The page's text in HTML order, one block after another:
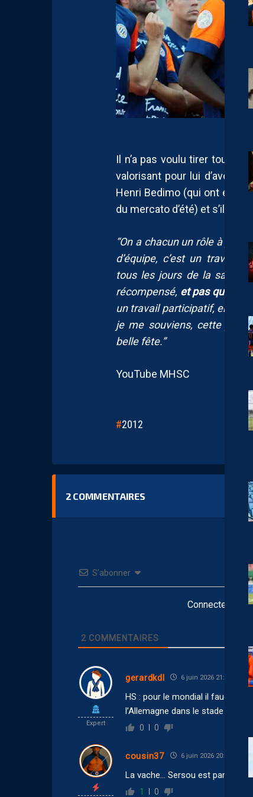
Il n’a pas voulu tirer toute
valorisant pour lui d’avoir
Henri Bedimo (qui ont été
du mercato d’été) et s’il a
“On a chacun un rôle à
d’équipe, c’est un travail
tous les jours de la
récompensé, et pas qu’une
un travail participatif,
je me souviens, cette joie
belle fête.”
YouTube MHSC
2012
2 COMMENTAIRES
S’abonner
Connectez-
2 COMMENTAIRES
Expert
gerardkdl 6 juin 2026 21:36
HS : pour le mondial il faudra
l’Allemagne dans le stade de
0 0
cousin37 6 juin 2026 20:49
La vache… Sersou est parti à la
1 0